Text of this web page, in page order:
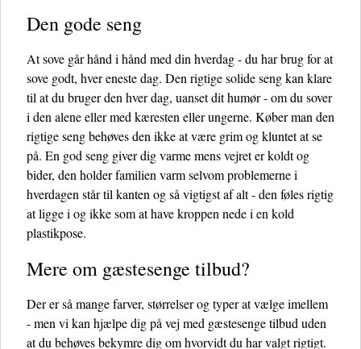
Den gode seng
At sove går hånd i hånd med din hverdag - du har brug for at
sove godt, hver eneste dag. Den rigtige solide seng kan klare
til at du bruger den hver dag, uanset dit humør - om du sover
i den alene eller med kæresten eller ungerne. Køber man den
rigtige seng behøves den ikke at være grim og kluntet at se
på. En god seng giver dig varme mens vejret er koldt og
bider, den holder familien varm selvom problemerne i
hverdagen står til kanten og så vigtigst af alt - den føles rigtig
at ligge i og ikke som at have kroppen nede i en kold
plastikpose.
Mere om gæstesenge tilbud?
Der er så mange farver, størrelser og typer at vælge imellem
- men vi kan hjælpe dig på vej med gæstesenge tilbud uden
at du behøves bekymre dig om hvorvidt du har valgt rigtigt.